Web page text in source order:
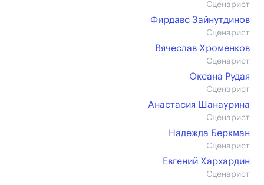
Сценарист
Фирдавс Зайнутдинов
Сценарист
Вячеслав Хроменков
Сценарист
Оксана Рудая
Сценарист
Анастасия Шанаурина
Сценарист
Надежда Беркман
Сценарист
Евгений Хархардин
Сценарист